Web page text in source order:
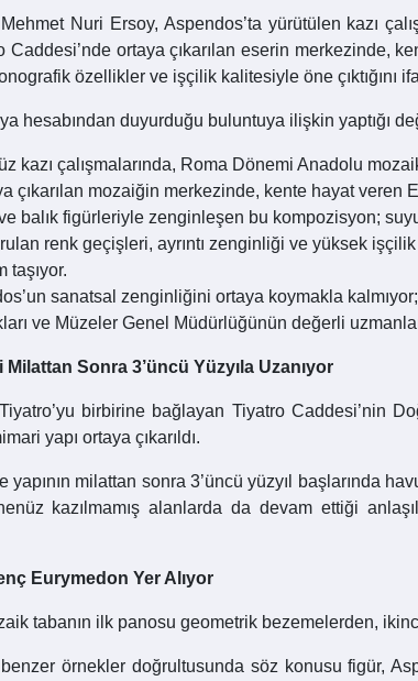
Nuri Ersoy, Aspendos’ta yürütülen kazı
ortaya çıkarılan eserin merkezinde,
özellikler ve işçilik kalitesiyle öne çıktığını
hesabından duyurduğu buluntuya ilişkin yaptığı
kazı çalışmalarında, Roma Dönemi Anadolu
çıkarılan mozaiğin merkezinde, kente hayat veren
balık figürleriyle zenginleşen bu kompozisyon;
renk geçişleri, ayrıntı zenginliği ve yüksek
taşıyor.
sanatsal zenginliğini ortaya koymakla
ve Müzeler Genel Müdürlüğünün değerli
Milattan Sonra 3’üncü Yüzyıla Uzanıyor
birbirine bağlayan Tiyatro Caddesi’nin
yapı ortaya çıkarıldı.
yapının milattan sonra 3’üncü yüzyıl başlarında
kazılmamış alanlarda da devam ettiği
Eurymedon Yer Alıyor
tabanın ilk panosu geometrik bezemelerden,
örnekler doğrultusunda söz konusu figür,